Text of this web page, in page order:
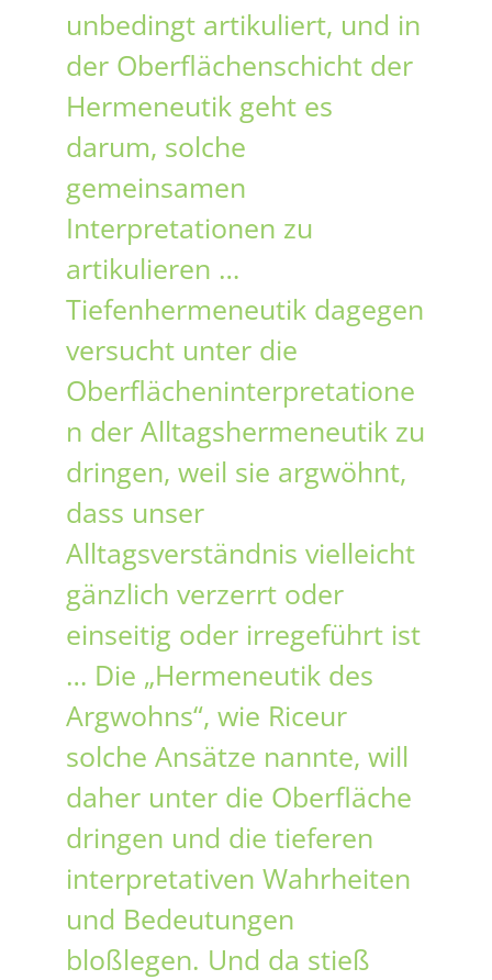
unbedingt artikuliert, und in
der Oberflächenschicht der
Hermeneutik geht es
darum, solche
gemeinsamen
Interpretationen zu
artikulieren …
Tiefenhermeneutik dagegen
versucht unter die
Oberflächeninterpretatione
n der Alltagshermeneutik zu
dringen, weil sie argwöhnt,
dass unser
Alltagsverständnis vielleicht
gänzlich verzerrt oder
einseitig oder irregeführt ist
… Die „Hermeneutik des
Argwohns“, wie Riceur
solche Ansätze nannte, will
daher unter die Oberfläche
dringen und die tieferen
interpretativen Wahrheiten
und Bedeutungen
bloßlegen. Und da stieß